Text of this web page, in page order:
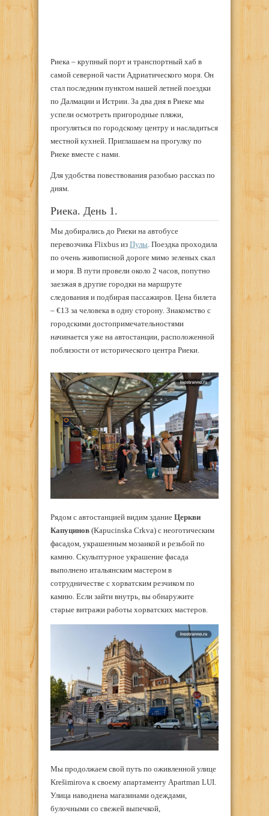
Риека – крупный порт и транспортный хаб в
самой северной части Адриатического моря. Он
стал последним пунктом нашей летней поездки
по Далмации и Истрии. За два дня в Риеке мы
успели осмотреть пригородные пляжи,
прогуляться по городскому центру и насладиться
местной кухней. Приглашаем на прогулку по
Риеке вместе с нами.
Для удобства повествования разобью рассказ по
дням.
Риека. День 1.
Мы добирались до Риеки на автобусе
перевозчика Flixbus из Пулы . Поездка проходила
по очень живописной дороге мимо зеленых скал
и моря. В пути провели около 2 часов, попутно
заезжая в другие городки на маршруте
следования и подбирая пассажиров. Цена билета
– €13 за человека в одну сторону. Знакомство с
городскими достопримечательностями
начинается уже на автостанции, расположенной
поблизости от исторического центра Риеки.
Рядом с автостанцией видим здание Церкви
Капуцинов (Kapucinska Crkva) с неоготическим
фасадом, украшенным мозаикой и резьбой по
камню. Скульптурное украшение фасада
выполнено итальянским мастером в
сотрудничестве с хорватским резчиком по
камню. Если зайти внутрь, вы обнаружите
старые витражи работы хорватских мастеров.
Мы продолжаем свой путь по оживленной улице
Krešimirova к своему апартаменту Apartman LUI.
Улица наводнена магазинами одеждами,
булочными со свежей выпечкой,